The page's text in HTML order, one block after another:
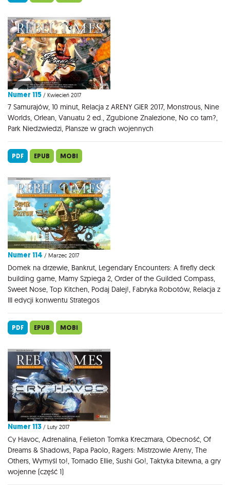
Numer 115 / Kwiecień 2017
7 Samurajów, 10 minut, Relacja z ARENY GIER 2017, Monstrous, Nine
Worlds, Orlean, Vanuatu 2 ed., Zgubione Znalezione, No co tam?,
Park Niedzwiedzi, Plansze w grach wojennych
PDF EPUB MOBI
Numer 114 / Marzec 2017
Domek na drzewie, Bankrut, Legendary Encounters: A firefly deck
building game, Mamy Szpiega 2, Order of the Guilded Compass,
Sweet Nose, Top Kitchen, Podaj Dalej!, Fabryka Robotów, Relacja z
III edycji konwentu Strategos
PDF EPUB MOBI
Numer 113 / Luty 2017
Cy Havoc, Adrenalina, Felieton Tomka Kreczmara, Obecność, Of
Dreams & Shadows, Papa Paolo, Ragers: Mistrzowie Areny, The
Others, Wymyśl to!, Tornado Ellie, Sushi Go!, Taktyka bitewna, a gry
wojenne (część 1)